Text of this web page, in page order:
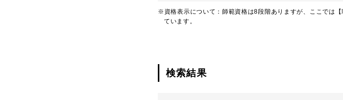
※資格表示について：師範資格は8段階ありますが、ここでは
ています。
検索結果